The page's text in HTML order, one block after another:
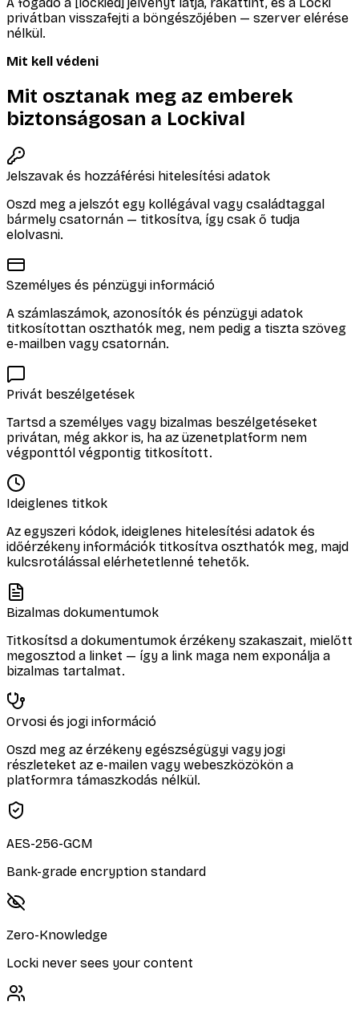
A fogadó a [lockied] jelvényt látja, rákattint, és a Locki
privátban visszafejti a böngészőjében — szerver elérése
nélkül.
Mit kell védeni
Mit osztanak meg az emberek
biztonságosan a Lockival
Jelszavak és hozzáférési hitelesítési adatok
Oszd meg a jelszót egy kollégával vagy családtaggal
bármely csatornán — titkosítva, így csak ő tudja
elolvasni.
Személyes és pénzügyi információ
A számlaszámok, azonosítók és pénzügyi adatok
titkosítottan oszthatók meg, nem pedig a tiszta szöveg
e-mailben vagy csatornán.
Privát beszélgetések
Tartsd a személyes vagy bizalmas beszélgetéseket
privátan, még akkor is, ha az üzenetplatform nem
végponttól végpontig titkosított.
Ideiglenes titkok
Az egyszeri kódok, ideiglenes hitelesítési adatok és
időérzékeny információk titkosítva oszthatók meg, majd
kulcsrotálással elérhetetlenné tehetők.
Bizalmas dokumentumok
Titkosítsd a dokumentumok érzékeny szakaszait, mielőtt
megosztod a linket — így a link maga nem exponálja a
bizalmas tartalmat.
Orvosi és jogi információ
Oszd meg az érzékeny egészségügyi vagy jogi
részleteket az e-mailen vagy webeszközökön a
platformra támaszkodás nélkül.
AES-256-GCM
Bank-grade encryption standard
Zero-Knowledge
Locki never sees your content